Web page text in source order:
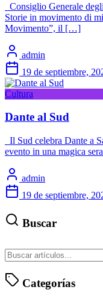
Consiglio Generale
Storie in movimento di
Movimento”, il […]
admin
19 de septiembre,
Cultura
Dante al Sud
Il Sud celebra Dante a
evento in una magica
admin
19 de septiembre,
Buscar
Categorías